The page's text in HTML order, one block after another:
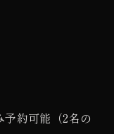
約可能（2名の